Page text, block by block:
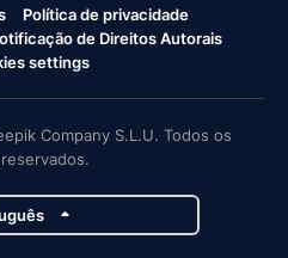
Política de privacidade
de Direitos Autorais
settings
Company S.L.U. Todos os